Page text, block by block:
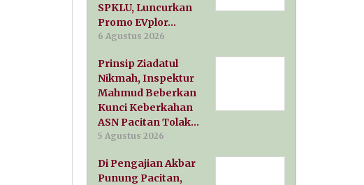
SPKLU, Luncurkan
Promo EVplor…
6 Agustus 2026
Prinsip Ziadatul
Nikmah, Inspektur
Mahmud Beberkan
Kunci Keberkahan
ASN Pacitan Tolak…
5 Agustus 2026
Di Pengajian Akbar
Punung Pacitan,